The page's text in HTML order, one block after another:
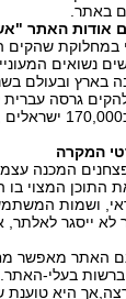
באתר.
אודות האתר
במחלוקת שהקים
בארץ ובעולם
גרסה עברית
לפי נתוני האתר
המקרה
המכנה
התוכן המצוי בו
ושמות
ייסגר לאלתר,
האתר מאפשר
בעלי-האתר.
היא טוענת